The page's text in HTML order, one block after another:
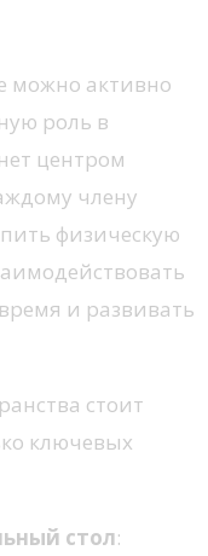
можно активно
роль в
центром
члену
физическую
и развивать
стоит
ключевых
стол: